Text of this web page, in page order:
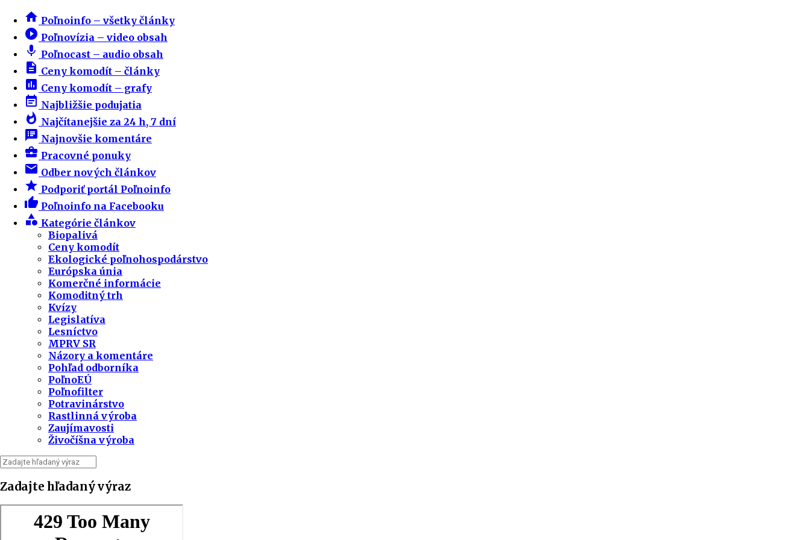
home Poľnoinfo – všetky články
play_circle_filled Poľnovízia – video obsah
mic Poľnocast – audio obsah
description Ceny komodít – články
insert_chart Ceny komodít – grafy
event_note Najbližšie podujatia
whatshot Najčítanejšie za 24 h, 7 dní
speaker_notes Najnovšie komentáre
business_center Pracovné ponuky
email Odber nových článkov
star Podporiť portál Poľnoinfo
thumb_up Poľnoinfo na Facebooku
category Kategórie článkov
Biopalivá
Ceny komodít
Ekologické poľnohospodárstvo
Európska únia
Komerčné informácie
Komoditný trh
Kvízy
Legislatíva
Lesníctvo
MPRV SR
Názory a komentáre
Pohľad odborníka
PoľnoEÚ
Poľnofilter
Potravinárstvo
Rastlinná výroba
Zaujímavosti
Živočíšna výroba
Zadajte hľadaný výraz